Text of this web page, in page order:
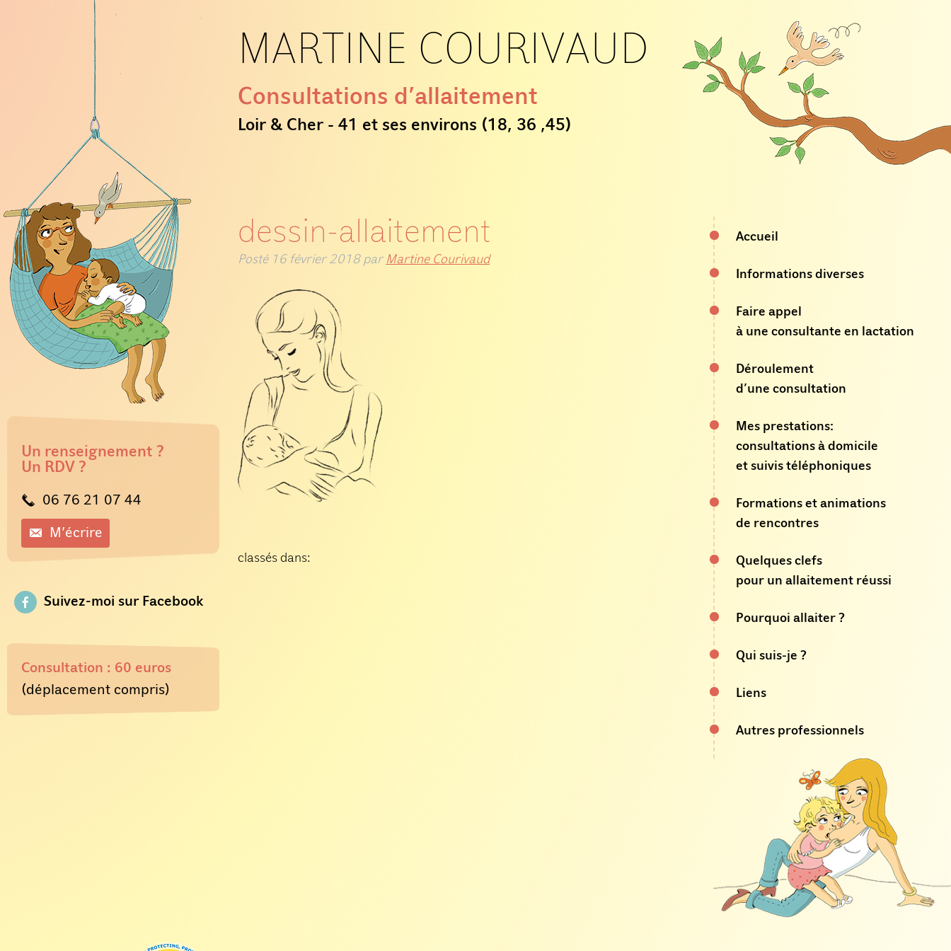
MARTINE COURIVAUD
Consultations d’allaitement
Loir & Cher - 41 et ses environs (18, 36 ,45)
Un renseignement ?
Un RDV ?
06 76 21 07 44
M’écrire
Suivez-moi sur Facebook
Consultation : 60 euros
(déplacement compris)
dessin-allaitement
Posté 16 février 2018 par Martine Courivaud
classés dans:
Accueil
Informations diverses
Faire appel
à une consultante en lactation
Déroulement
d’une consultation
Mes prestations:
consultations à domicile
et suivis téléphoniques
Formations et animations
de rencontres
Quelques clefs
pour un allaitement réussi
Pourquoi allaiter ?
Qui suis-je ?
Liens
Autres professionnels